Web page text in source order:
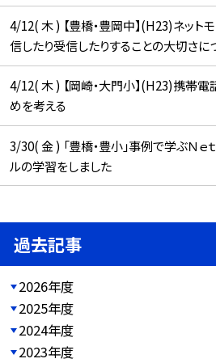
4/12( 木 ) 【豊橋・豊岡中】(H23)ネット
信したり受信したりすることの大切さに
4/12( 木 ) 【岡崎・大門小】(H23)携帯
めを考える
3/30( 金 ) 「豊橋・豊小」事例で学ぶＮｅ
ルの学習をしました
過去記事
2026年度
2025年度
2024年度
2023年度